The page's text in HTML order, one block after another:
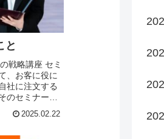
と
戦略講座 セミ
、お客に役に
社に注文する
のセミナーの
.... 2025.02.22